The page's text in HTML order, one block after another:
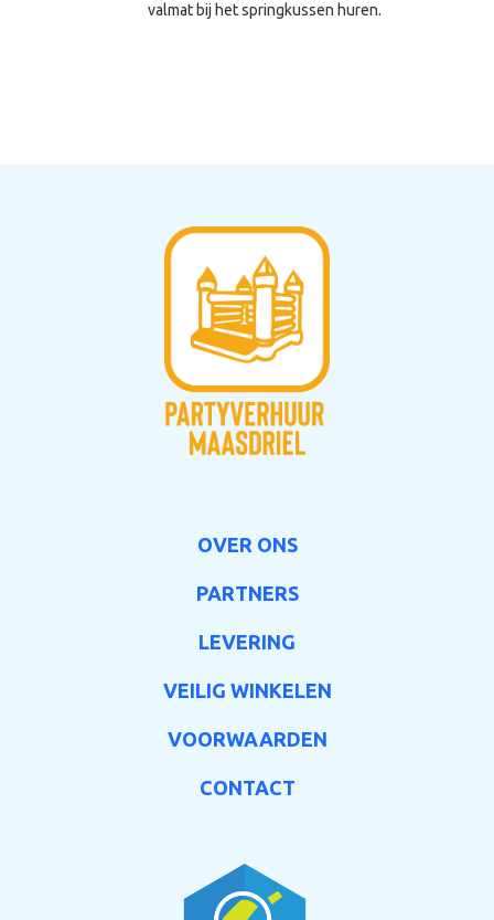
valmat bij het springkussen huren.
OVER ONS
PARTNERS
LEVERING
VEILIG WINKELEN
VOORWAARDEN
CONTACT